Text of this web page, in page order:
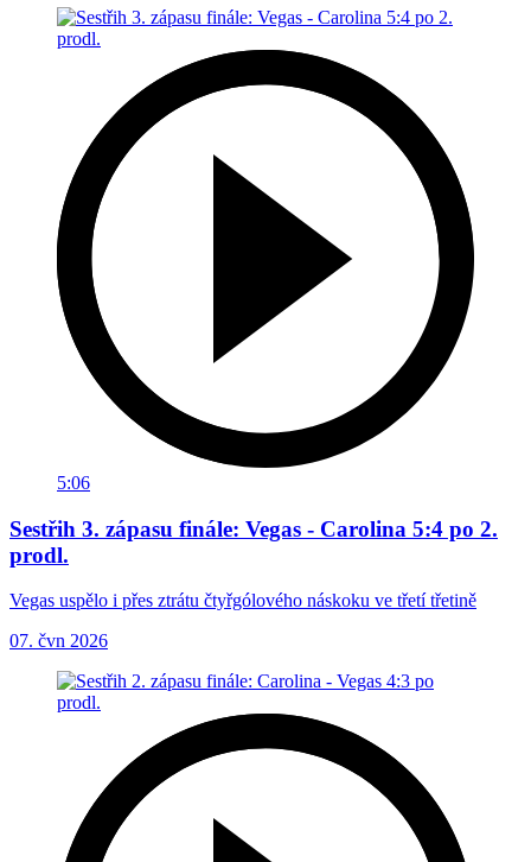
5:06
Sestřih 3. zápasu finále: Vegas - Carolina 5:4 po 2.
prodl.
Vegas uspělo i přes ztrátu čtyřgólového náskoku ve třetí třetině
07. čvn 2026